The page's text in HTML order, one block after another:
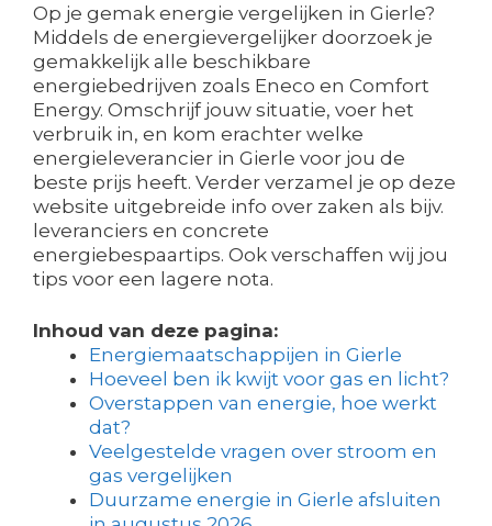
Op je gemak energie vergelijken in Gierle?
Middels de energievergelijker doorzoek je
gemakkelijk alle beschikbare
energiebedrijven zoals Eneco en Comfort
Energy. Omschrijf jouw situatie, voer het
verbruik in, en kom erachter welke
energieleverancier in Gierle voor jou de
beste prijs heeft. Verder verzamel je op deze
website uitgebreide info over zaken als bijv.
leveranciers en concrete
energiebespaartips. Ook verschaffen wij jou
tips voor een lagere nota.
Inhoud van deze pagina:
Energiemaatschappijen in Gierle
Hoeveel ben ik kwijt voor gas en licht?
Overstappen van energie, hoe werkt
dat?
Veelgestelde vragen over stroom en
gas vergelijken
Duurzame energie in Gierle afsluiten